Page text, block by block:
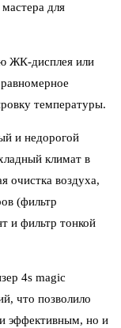
для
ЖК-дисплея или
температуры.
и недорогой
климат в
очистка воздуха,
(фильтр
и фильтр тонкой
4s magic
что позволило
эффективным, но и